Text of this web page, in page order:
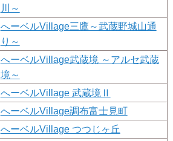
川～
へーベルVillage三鷹～武蔵野城山通
り～
へーベルVillage武蔵境 ～アルセ武蔵
境～
へーベルVillage 武蔵境Ⅱ
へーベルVillage調布富士見町
へーベルVillage つつじヶ丘